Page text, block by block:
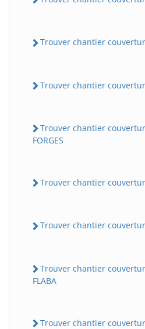
Trouver chantier
Trouver chantier
Trouver chantier
FORGES
Trouver chantier
Trouver chantier
Trouver chantier
FLABA
Trouver chantier